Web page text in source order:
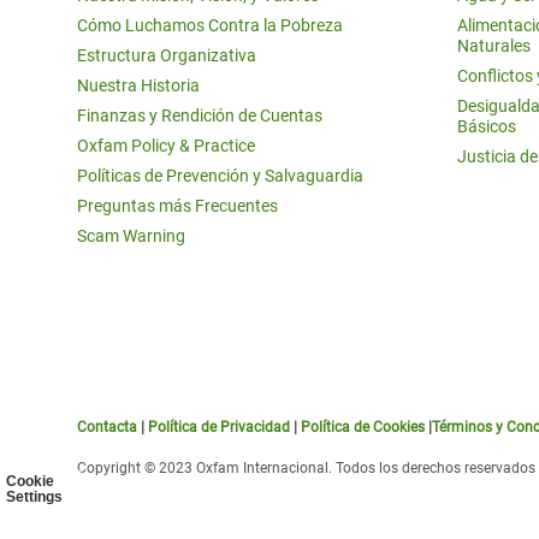
Cookie
Settings
Cómo Luchamos Contra la Pobreza
Estructura Organizativa
Nuestra Historia
Finanzas y Rendición de Cuentas
Oxfam Policy & Practice
Políticas de Prevención y Salvaguardia
Preguntas más Frecuentes
Scam Warning
Naturales
Conflictos
Básicos
Justicia de
Contacta Política de Privacidad Política de Cookies Términos y
Copyright © 2023 Oxfam Internacional. Todos los derechos reservados